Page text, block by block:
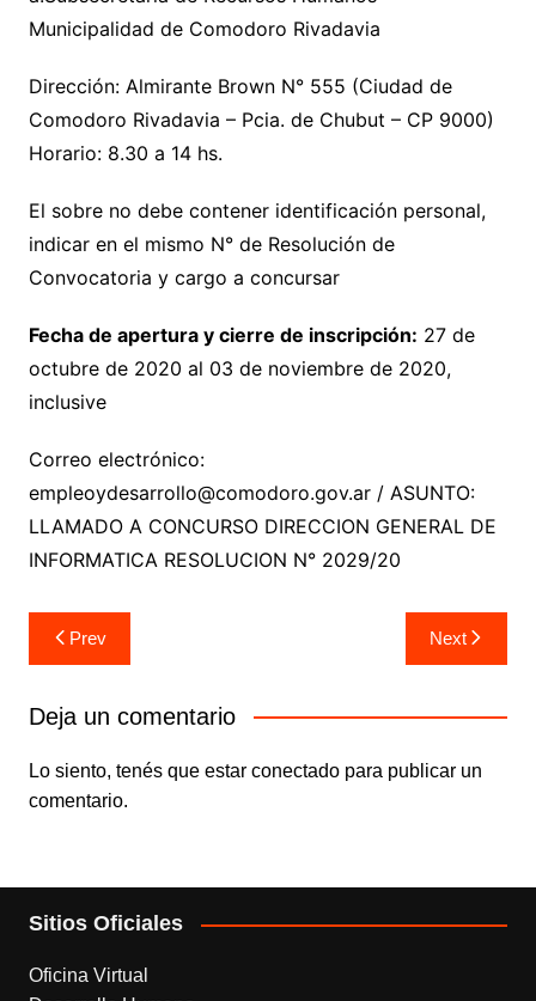
Municipalidad de Comodoro Rivadavia
Dirección: Almirante Brown N° 555 (Ciudad de
Comodoro Rivadavia – Pcia. de Chubut – CP 9000)
Horario: 8.30 a 14 hs.
El sobre no debe contener identificación personal,
indicar en el mismo N° de Resolución de
Convocatoria y cargo a concursar
Fecha de apertura y cierre de inscripción: 27 de
octubre de 2020 al 03 de noviembre de 2020,
inclusive
Correo electrónico:
empleoydesarrollo@comodoro.gov.ar / ASUNTO:
LLAMADO A CONCURSO DIRECCION GENERAL DE
INFORMATICA RESOLUCION N° 2029/20
Navegación
de
entradas
Prev Next
Deja un comentario
Lo siento, tenés que estar conectadopara publicar un
comentario.
Sitios Oficiales
Oficina Virtual